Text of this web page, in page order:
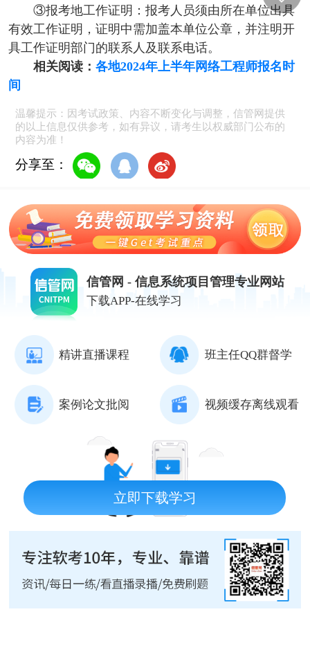
③报考地工作证明：报考人员须由所在单位出具
有效工作证明，证明中需加盖本单位公章，并注明开
具工作证明部门的联系人及联系电话。
相关阅读： 各地2024年上半年网络工程师报名时
间
温馨提示：因考试政策、内容不断变化与调整，信管网提供
的以上信息仅供参考，如有异议，请考生以权威部门公布的
内容为准！
分享至：
信管网 - 信息系统项目管理专业网站
下载APP-在线学习
精讲直播课程 班主任QQ群督学
案例论文批阅 视频缓存离线观看
立即下载学习